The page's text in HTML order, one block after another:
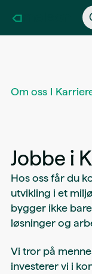
Bli en del av
Nyheter &
Om oss
Jobbe i
Hos oss får du
utvikling i et
bygger ikke
løsninger og
Vi tror på
investerer vi i